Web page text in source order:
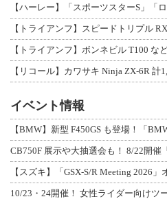
【トライアンフ】スピードトリプル
【リコール】カワサキ Ninja ZX-6R 計
イベント情報
【BMW】新型 F450GS も登場！「
CB750F 展示や大抽選会も！ 8/22開催
【スズキ】「GSX-S/R Meeting 2026
10/23・24開催！ 女性ライダー向けツ